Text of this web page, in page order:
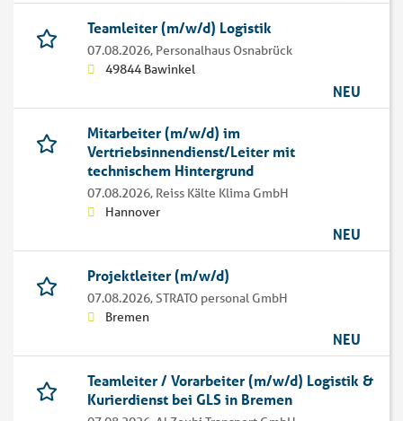
Teamleiter (m/w/d) Logistik
07.08.2026, Personalhaus Osnabrück
49844 Bawinkel
NEU
Mitarbeiter (m/w/d) im
Vertriebsinnendienst/Leiter mit
technischem Hintergrund
07.08.2026, Reiss Kälte Klima GmbH
Hannover
NEU
Projektleiter (m/w/d)
07.08.2026,STRATO personal GmbH
Bremen
NEU
Teamleiter / Vorarbeiter (m/w/d) Logistik &
Kurierdienst bei GLS in Bremen